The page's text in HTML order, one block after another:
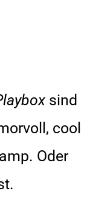
sind
cool
Oder